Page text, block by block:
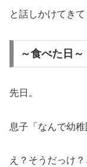
と話しかけてきて
～食べた日～
先日。
息子「なんで幼
え？そうだっけ